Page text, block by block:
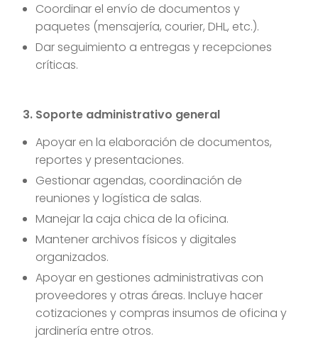
Coordinar el envío de documentos y
paquetes (mensajería, courier, DHL, etc.).
Dar seguimiento a entregas y recepciones
críticas.
3. Soporte administrativo general
Apoyar en la elaboración de documentos,
reportes y presentaciones.
Gestionar agendas, coordinación de
reuniones y logística de salas.
Manejar la caja chica de la oficina.
Mantener archivos físicos y digitales
organizados.
Apoyar en gestiones administrativas con
proveedores y otras áreas. Incluye hacer
cotizaciones y compras insumos de oficina y
jardinería entre otros.